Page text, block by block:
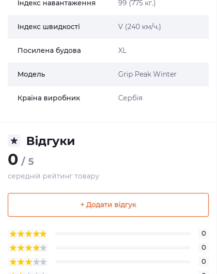
Індекс навантаження 99 (775 кг.)
Індекс швидкості V (240 км/ч.)
Посилена будова XL
Модель Grip Peak Winter
Країна виробник Сербія
Відгуки
0 / 5
середній рейтинг товару
+ Додати відгук
0
0
0